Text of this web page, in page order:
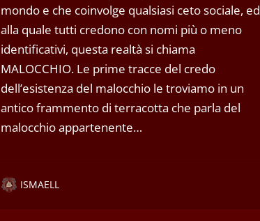
mondo e che coinvolge qualsiasi ceto sociale, ed
alla quale tutti credono con nomi più o meno
identificativi, questa realtà si chiama
MALOCCHIO. Le prime tracce del credo
dell’esistenza del malocchio le troviamo in un
antico frammento di terracotta che parla del
malocchio appartenente…
ISMAELL